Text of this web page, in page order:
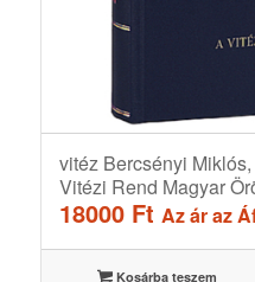
vitéz Bercsényi
Vitézi Rend Magyar
18000 Ft Az ár az
Kosárba teszem